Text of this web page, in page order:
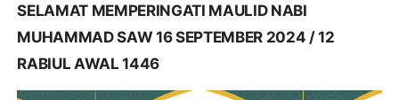
SELAMAT MEMPERINGATI MAULID NABI
MUHAMMAD SAW 16 SEPTEMBER 2024 / 12
RABIUL AWAL 1446